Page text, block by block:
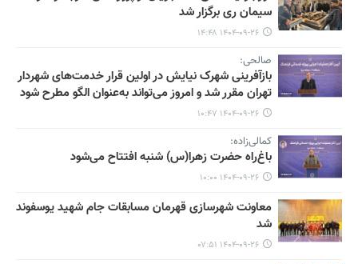
سیمان ری برگزار شد
۱۴۰۴-۰۹-۲۶ ۱۴:۴۸
صالحی:
بازآفرینی شهرک نیایش در اولین قرار خدمت‌های شهردار
تهران مقرر شد و امروز می‌تواند به‌عنوان الگو مطرح شود
۱۴۰۴-۰۹-۲۶ ۱۰:۴۷
کمالی‌زاده:
باغ‌راه حضرت زهرا(س) شنبه افتتاح می‌شود
۱۴۰۴-۰۹-۲۶ ۱۰:۰۰
معاونت شهرسازی قهرمان مسابقات جام شهید یوسفوند
شد
۱۴۰۴-۰۹-۲۶ ۰۷:۵۱